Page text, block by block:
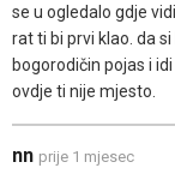
se u ogledalo gdje
rat ti bi prvi klao. da
bogorodičin pojas i
ovdje ti nije mjesto.
nn prije 1 mjesec